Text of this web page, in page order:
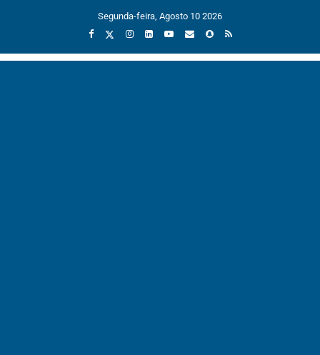
Segunda-feira, Agosto 10 2026